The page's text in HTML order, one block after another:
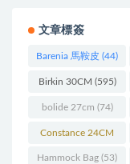
文章標簽
Barenia 馬鞍皮 (44)
Birkin 30CM (595)
bolide 27cm (74)
Constance 24CM
(216)
Hammock Bag (53)